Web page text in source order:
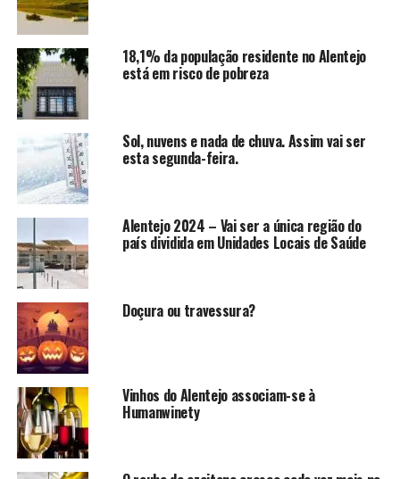
18,1% da população residente no Alentejo
está em risco de pobreza
Sol, nuvens e nada de chuva. Assim vai ser
esta segunda-feira.
Alentejo 2024 – Vai ser a única região do
país dividida em Unidades Locais de Saúde
Doçura ou travessura?
Vinhos do Alentejo associam-se à
Humanwinety